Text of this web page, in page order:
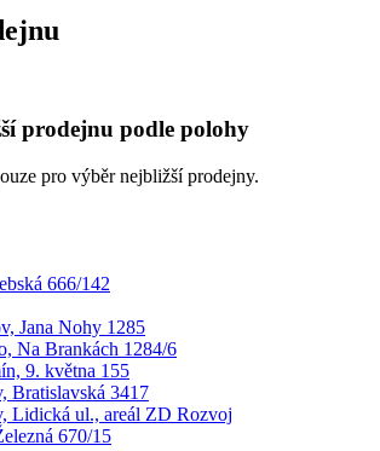
prodejnu podle polohy
pro výběr nejbližší prodejny.
666/142
Jana Nohy 1285
Na Brankách 1284/6
9. května 155
Bratislavská 3417
Lidická ul., areál ZD Rozvoj
670/15